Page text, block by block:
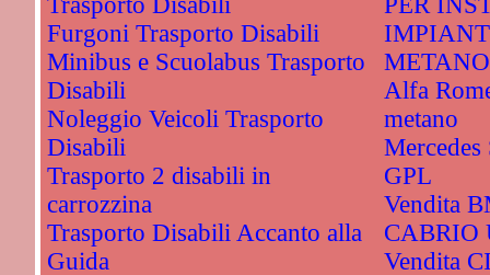
Furgoni Trasporto Disabili
Minibus e Scuolabus Trasporto
Disabili
Noleggio Veicoli Trasporto
Disabili
Trasporto 2 disabili in
carrozzina
Trasporto Disabili Accanto alla
Guida
METANO
Alfa
metano
Mercedes
GPL
Vendita
CABRIO
Vendita